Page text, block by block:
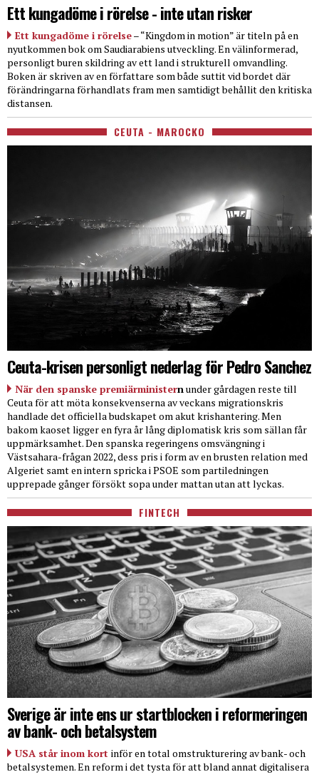
Ett kungadöme i rörelse - inte utan risker
Ett kungadöme i rörelse– “Kingdom in motion” är titeln på en
nyutkommen bok om Saudiarabiens utveckling. En välinformerad,
personligt buren skildring av ett land i strukturell omvandling.
Boken är skriven av en författare som både suttit vid bordet där
förändringarna förhandlats fram men samtidigt behållit den kritiska
distansen.
CEUTA - MAROCKO
Ceuta-krisen personligt nederlag för Pedro Sanchez
När den spanske premiärministern under gårdagen reste till
Ceuta för att möta konsekvenserna av veckans migrationskris
handlade det officiella budskapet om akut krishantering. Men
bakom kaoset ligger en fyra år lång diplomatisk kris som sällan får
uppmärksamhet. Den spanska regeringens omsvängning i
Västsahara-frågan 2022, dess pris i form av en brusten relation med
Algeriet samt en intern spricka i PSOE som partiledningen
upprepade gånger försökt sopa under mattan utan att lyckas.
FINTECH
Sverige är inte ens ur startblocken i reformeringen
av bank- och betalsystem
USA står inom kort inför en total omstrukturering av bank- och
betalsystemen. En reform i det tysta för att bland annat digitalisera